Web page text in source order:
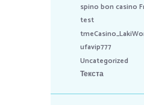
spino bon casino
test
ufavip777
Uncategorized
Текста